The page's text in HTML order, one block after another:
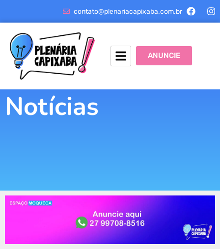
contato@plenariacapixaba.com.br
ANUNCIE
Notícias